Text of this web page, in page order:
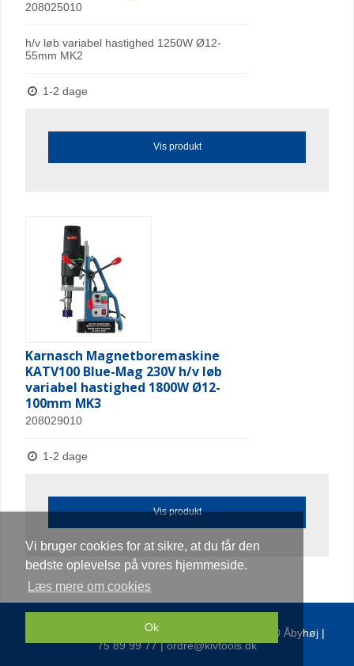
Vi bruger cookies for at sikre, at du får den
bedste oplevelse på vores hjemmeside.
Læs mere om cookies
Ok
208025010
h/v løb variabel hastighed 1250W Ø12-
55mm MK2
1-2 dage
Vis produkt
Karnasch Magnetboremaskine
KATV100 Blue-Mag 230V h/v løb
variabel hastighed 1800W Ø12-
100mm MK3
208029010
1-2 dage
Vis produkt
Kolding Industri Værktøj Aps | Egsagervej 9 | 8230 Åbyhøj |
75 89 99 77 | ordre@kivtools.dk